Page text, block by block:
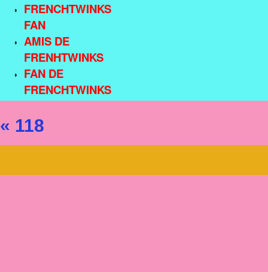
FRENCHTWINKS
FAN
AMIS DE
FRENHTWINKS
FAN DE
FRENCHTWINKS
« 118